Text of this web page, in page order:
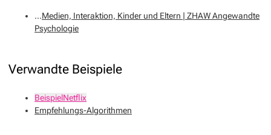
...Medien, Interaktion, Kinder und Eltern | ZHAW Angewandte
Psychologie
Verwandte Beispiele
BeispielNetflix
Empfehlungs-Algorithmen